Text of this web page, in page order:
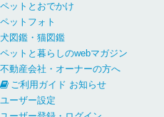
ペットとおでかけ
ペットフォト
犬図鑑・猫図鑑
ペットと暮らしのwebマガジン
不動産会社・オーナーの方へ
ご利用ガイド お知らせ
ユーザー設定